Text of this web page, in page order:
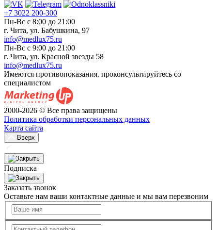
+7 3022 200-300
Пн-Вс с 8:00 до 21:00
г. Чита, ул. Бабушкина, 97
info@medlux75.ru
Пн-Вс с 9:00 до 21:00
г. Чита, ул. Красной звезды 58
info@medlux75.ru
Имеются противопоказания. проконсультируйтесь со
специалистом
2000-2026 © Все права защищены
Политика обработки персональных данных
Карта сайта
Вверх
Подписка
Заказать звонок
Оставьте нам ваши контактные данные и мы вам перезвоним